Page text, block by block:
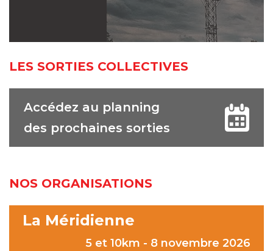
LES SORTIES COLLECTIVES
Accédez au planning
des prochaines sorties
NOS ORGANISATIONS
La Méridienne
5 et 10km - 8 novembre 2026